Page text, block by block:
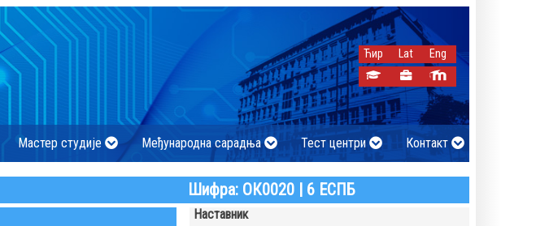
Ћир Lat Eng
Мастер студије Међународна сарадња Тест центри Контакт
Шифра: ОК0020 | 6 ЕСПБ
Наставник